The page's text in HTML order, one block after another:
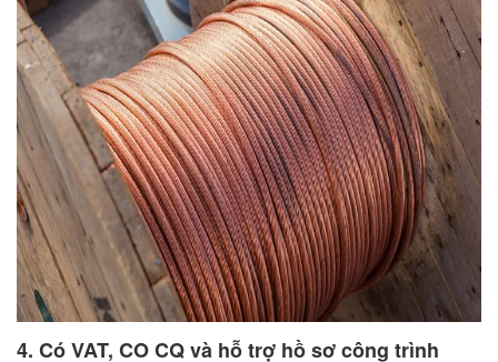
4. Có VAT, CO CQ và hỗ trợ hồ sơ công trình